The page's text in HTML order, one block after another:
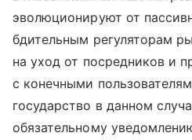
эволюционируют от
бдительным регуляторам
на уход от посредников и
с конечными
государство в данном
обязательному